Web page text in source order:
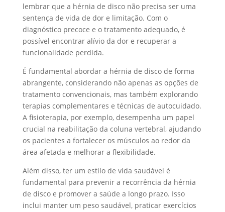
lembrar que a hérnia de disco não precisa ser uma
sentença de vida de dor e limitação. Com o
diagnóstico precoce e o tratamento adequado, é
possível encontrar alívio da dor e recuperar a
funcionalidade perdida.
É fundamental abordar a hérnia de disco de forma
abrangente, considerando não apenas as opções de
tratamento convencionais, mas também explorando
terapias complementares e técnicas de autocuidado.
A fisioterapia, por exemplo, desempenha um papel
crucial na reabilitação da coluna vertebral, ajudando
os pacientes a fortalecer os músculos ao redor da
área afetada e melhorar a flexibilidade.
Além disso, ter um estilo de vida saudável é
fundamental para prevenir a recorrência da hérnia
de disco e promover a saúde a longo prazo. Isso
inclui manter um peso saudável, praticar exercícios